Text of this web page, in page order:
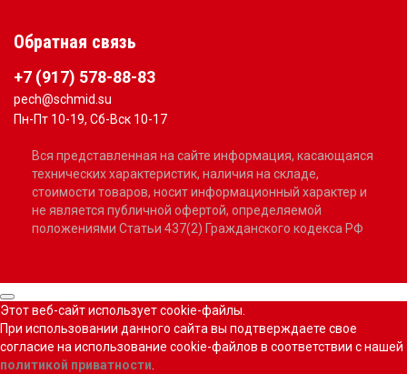
Обратная связь
+7 (917) 578-88-83
pech@schmid.su
Пн-Пт 10-19, Сб-Вск 10-17
Вся представленная на сайте информация, касающаяся
технических характеристик, наличия на складе,
стоимости товаров, носит информационный характер и
не является публичной офертой, определяемой
положениями Статьи 437(2) Гражданского кодекса РФ
Этот веб-сайт использует cookie-файлы.
При использовании данного сайта вы подтверждаете свое
согласие на использование cookie-файлов в соответствии с нашей
политикой приватности.